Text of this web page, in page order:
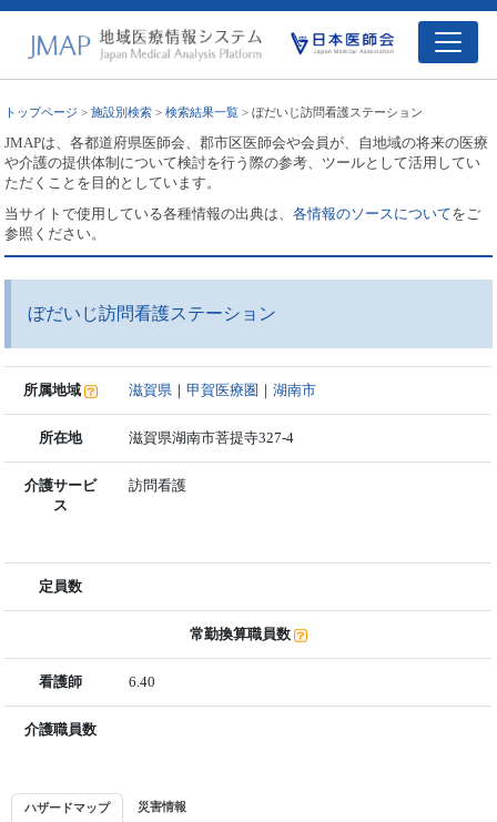
トップページ >施設別検索 >検索結果一覧 > ぼだいじ訪問看護ステーション
JMAPは、各都道府県医師会、郡市区医師会や会員が、自地域の将来の医療
や介護の提供体制について検討を行う際の参考、ツールとして活用してい
ただくことを目的としています。
当サイトで使用している各種情報の出典は、各情報のソースについてをご
参照ください。
ぼだいじ訪問看護ステーション
所属地域 滋賀県 ｜甲賀医療圏 ｜湖南市
所在地 滋賀県湖南市菩提寺327-4
介護サービ
ス
訪問看護
定員数
常勤換算職員数
看護師 6.40
介護職員数
ハザードマップ 災害情報